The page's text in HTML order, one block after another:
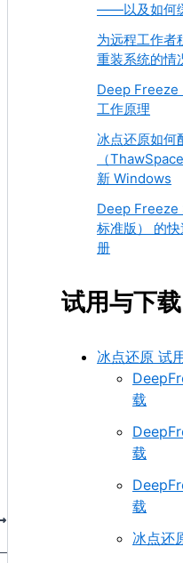
——以及如何
为远程工作者
重装系统的情
Deep Freeze
工作原理
冰点还原如何
（
新 Windows
Deep Freeze
标准版） 的
册
试用与下载
冰点还原 试
载
载
载
冰点还